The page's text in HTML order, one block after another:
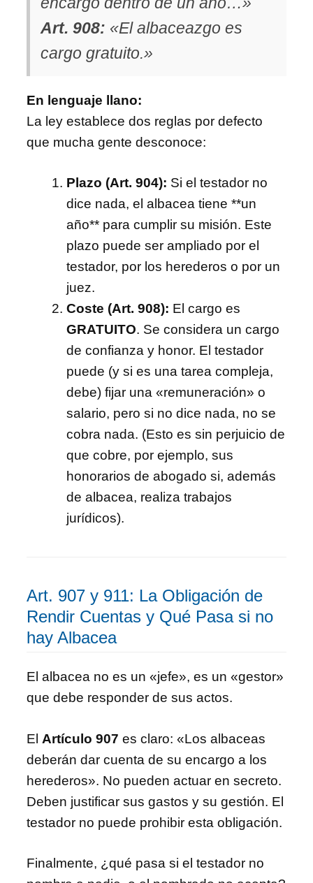
Art. 908: «El albaceazgo es
cargo gratuito.»
En lenguaje llano:
La ley establece dos reglas por defecto
que mucha gente desconoce:
Plazo (Art. 904): Si el testador no
dice nada, el albacea tiene **un
año** para cumplir su misión. Este
plazo puede ser ampliado por el
testador, por los herederos o por un
juez.
Coste (Art. 908): El cargo es
GRATUITO. Se considera un cargo
de confianza y honor. El testador
puede (y si es una tarea compleja,
debe) fijar una «remuneración» o
salario, pero si no dice nada, no se
cobra nada. (Esto es sin perjuicio de
que cobre, por ejemplo, sus
honorarios de abogado si, además
de albacea, realiza trabajos
jurídicos).
Art. 907 y 911: La Obligación de
Rendir Cuentas y Qué Pasa si no
hay Albacea
El albacea no es un «jefe», es un «gestor»
que debe responder de sus actos.
El Artículo 907 es claro: «Los albaceas
deberán dar cuenta de su encargo a los
herederos». No pueden actuar en secreto.
Deben justificar sus gastos y su gestión. El
testador no puede prohibir esta obligación.
Finalmente, ¿qué pasa si el testador no